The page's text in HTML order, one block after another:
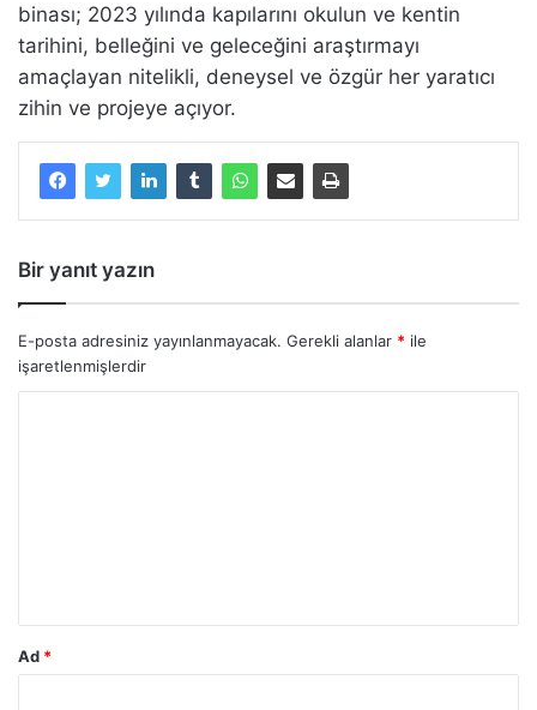
binası; 2023 yılında kapılarını okulun ve kentin
tarihini, belleğini ve geleceğini araştırmayı
amaçlayan nitelikli, deneysel ve özgür her yaratıcı
zihin ve projeye açıyor.
Bir yanıt yazın
E-posta adresiniz yayınlanmayacak. Gerekli alanlar * ile
işaretlenmişlerdir
Ad *